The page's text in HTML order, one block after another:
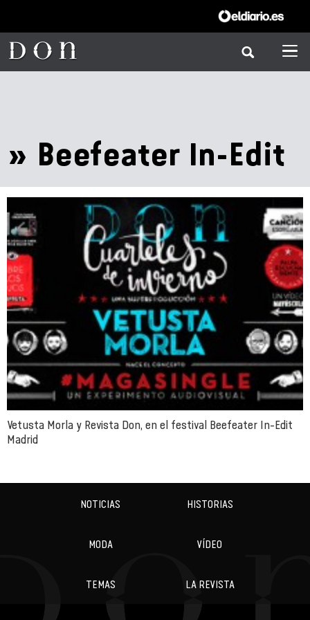
» Beefeater In-Edit
Vetusta Morla y Revista Don, en el festival Beefeater In-Edit
Madrid
NOTICIAS HISTORIAS
MODA VÍDEO
TEMAS LA REVISTA